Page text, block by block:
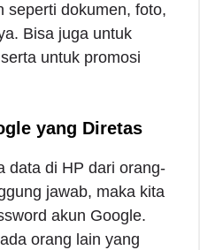
seperti dokumen, foto,
Bisa juga untuk
untuk promosi
yang Diretas
data di HP dari orang-
jawab, maka kita
akun Google.
orang lain yang